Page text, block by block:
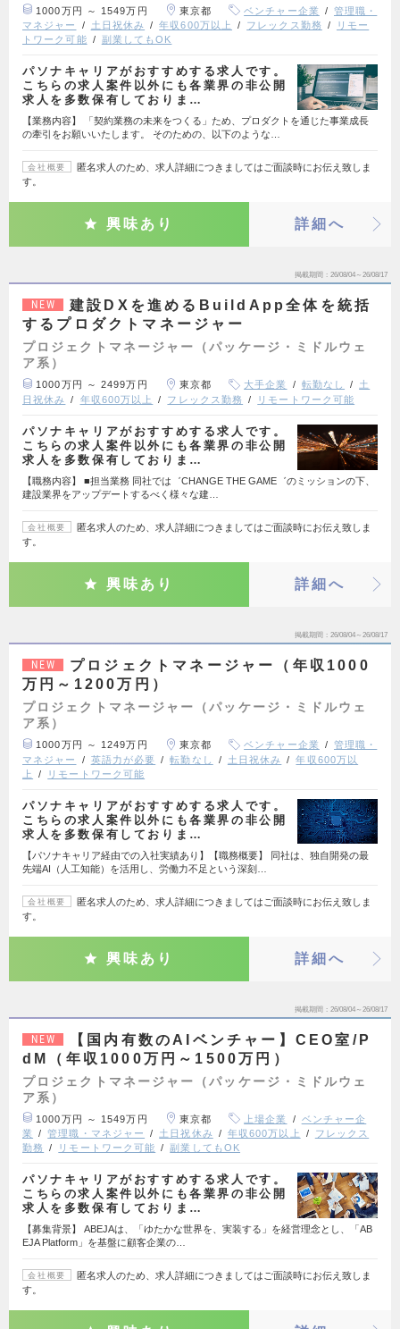
1000万円 ～ 1549万円 東京都 ベンチャー企業
管理職・
マネジャー
土日祝休み 年収600万以上 フレックス勤務
リモー
トワーク可能
副業してもOK
パソナキャリアがおすすめする求人です。
こちらの求人案件以外にも各業界の非公開
求人を多数保有しておりま…
【業務内容】 「契約業務の未来をつくる」ため、プロダクトを通じた事業成長
の牽引をお願いいたします。 そのための、以下のような…
会社概要
匿名求人のため、求人詳細につきましてはご面談時にお伝え致しま
す。
興味あり 詳細へ
掲載期間 26/08/04～26/08/17
NEW
建設DXを進めるBuildApp全体を統括
するプロダクトマネージャー
プロジェクトマネージャー（パッケージ・ミドルウェ
ア系）
1000万円 ～ 2499万円 東京都 大手企業 転勤なし
土
日祝休み
年収600万以上 フレックス勤務 リモートワーク可能
パソナキャリアがおすすめする求人です。
こちらの求人案件以外にも各業界の非公開
求人を多数保有しておりま…
【職務内容】 ■担当業務 同社では゛CHANGE THE GAME゛のミッションの下、
建設業界をアップデートするべく様々な建…
会社概要
匿名求人のため、求人詳細につきましてはご面談時にお伝え致しま
す。
興味あり 詳細へ
掲載期間 26/08/04～26/08/17
NEW
プロジェクトマネージャー（年収1000
万円～1200万円）
プロジェクトマネージャー（パッケージ・ミドルウェ
ア系）
1000万円 ～ 1249万円 東京都 ベンチャー企業
管理職・
マネジャー
英語力が必要 転勤なし 土日祝休み
年収600万以
上
リモートワーク可能
パソナキャリアがおすすめする求人です。
こちらの求人案件以外にも各業界の非公開
求人を多数保有しておりま…
【パソナキャリア経由での入社実績あり】【職務概要】 同社は、独自開発の最
先端AI（人工知能）を活用し、労働力不足という深刻…
会社概要
匿名求人のため、求人詳細につきましてはご面談時にお伝え致しま
す。
興味あり 詳細へ
掲載期間 26/08/04～26/08/17
NEW
【国内有数のAIベンチャー】CEO室/P
dM（年収1000万円～1500万円）
プロジェクトマネージャー（パッケージ・ミドルウェ
ア系）
1000万円 ～ 1549万円 東京都 上場企業
ベンチャー企
業
管理職・マネジャー 土日祝休み 年収600万以上
フレックス
勤務
リモートワーク可能 副業してもOK
パソナキャリアがおすすめする求人です。
こちらの求人案件以外にも各業界の非公開
求人を多数保有しておりま…
【募集背景】 ABEJAは、「ゆたかな世界を、実装する」を経営理念とし、「AB
EJA Platform」を基盤に顧客企業の…
会社概要
匿名求人のため、求人詳細につきましてはご面談時にお伝え致しま
す。